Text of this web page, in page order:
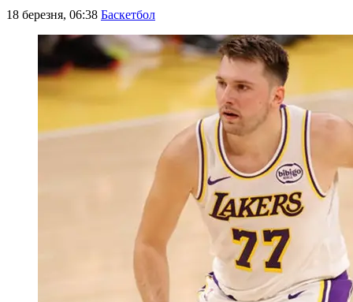
18 березня, 06:38 Баскетбол